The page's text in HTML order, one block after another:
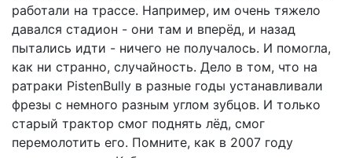
работали на трассе. Например, им очень тяжело
давался стадион - они там и вперёд, и назад
пытались идти - ничего не получалось. И помогла,
как ни странно, случайность. Дело в том, что на
ратраки PistenBully в разные годы устанавливали
фрезы с немного разным углом зубцов. И только
старый трактор смог поднять лёд, смог
перемолотить его. Помните, как в 2007 году